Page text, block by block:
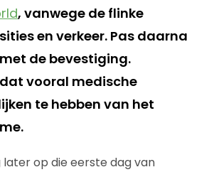
, vanwege de flinke
en verkeer. Pas daarna
de bevestiging.
vooral medische
te hebben van het
later op die eerste dag van